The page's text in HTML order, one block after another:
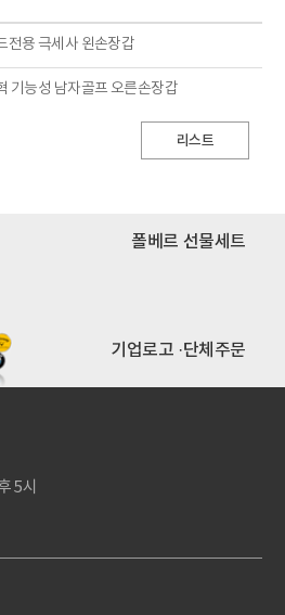
전용 극세사 왼손장갑
기능성 남자골프 오른손장갑
리스트
폴베르 선물세트
기업로고 ·단체주문
5시